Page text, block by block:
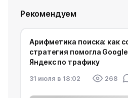
Рекомендуем
Арифметика поиска: как
стратегия помогла
Яндекс по трафику
31 июля в 18:02 268